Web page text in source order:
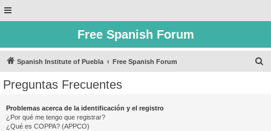
Free Spanish Forum
Spanish Institute of Puebla Free Spanish Forum
Preguntas Frecuentes
Problemas acerca de la identificación y el registro
¿Por qué me tengo que registrar?
¿Qué es COPPA? (APPCO)